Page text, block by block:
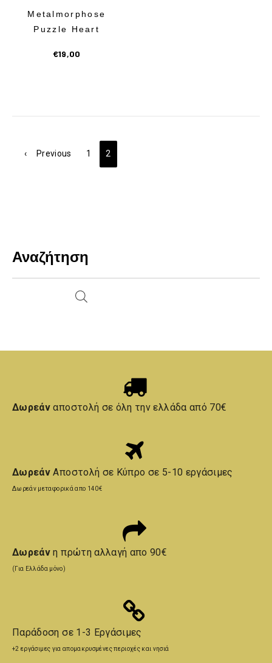
Αναζήτηση
Metalmorphose
Puzzle Heart
€19,00
Previous 1 2
Δωρεάναποστολή σε όλη την ελλάδα από 70€
ΔωρεάνΑποστολή σε Κύπρο σε 5-10 εργάσιμες
Δωρεάν μεταφορικά απο 140€
Δωρεάνη πρώτη αλλαγή απο 90€
(Για Ελλάδα μόνο)
Παράδοση σε 1-3 Εργάσιμες
+2 εργάσιμες για απομακρυσμένες περιοχές και νησιά